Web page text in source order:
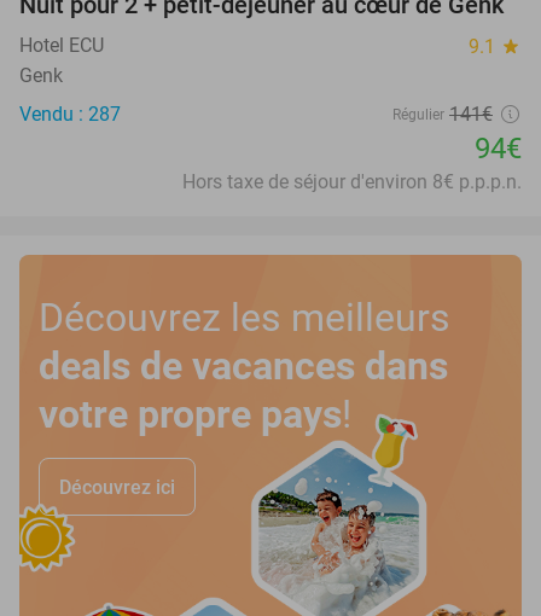
33%
Hotel ECU 9.1 star
Genk
Vendu : 287
Régulier 141€
94€
Hors taxe de séjour d'environ 8€ p.p.p.n.
Découvrez les meilleurs
deals de vacances dans
votre propre pays!
Découvrez ici